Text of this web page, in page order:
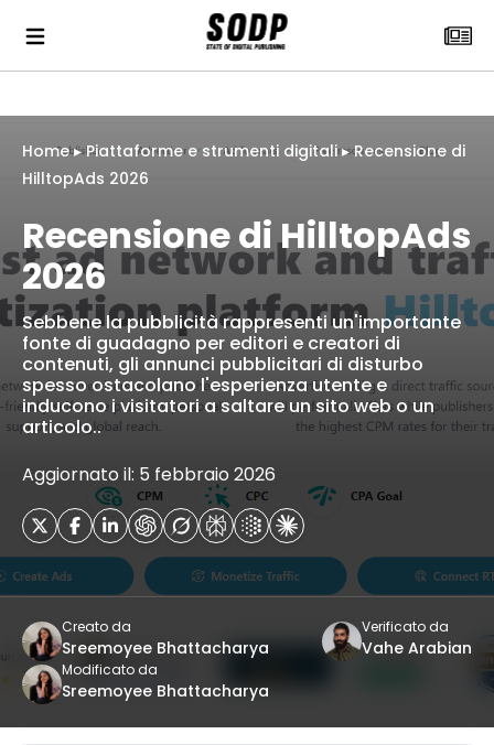
Home▸Piattaforme e strumenti digitali▸Recensione di
HilltopAds 2026
Recensione di HilltopAds
2026
Sebbene la pubblicità rappresenti un'importante
fonte di guadagno per editori e creatori di
contenuti, gli annunci pubblicitari di disturbo
spesso ostacolano l'esperienza utente e
inducono i visitatori a saltare un sito web o un
articolo..
Aggiornato il: 5 febbraio 2026
Creato da
Sreemoyee Bhattacharya
Verificato da
Vahe Arabian
Modificato da
Sreemoyee Bhattacharya